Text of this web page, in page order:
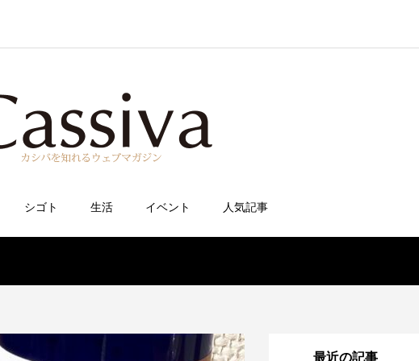
シゴト 生活 イベント 人気記事
最近の記事